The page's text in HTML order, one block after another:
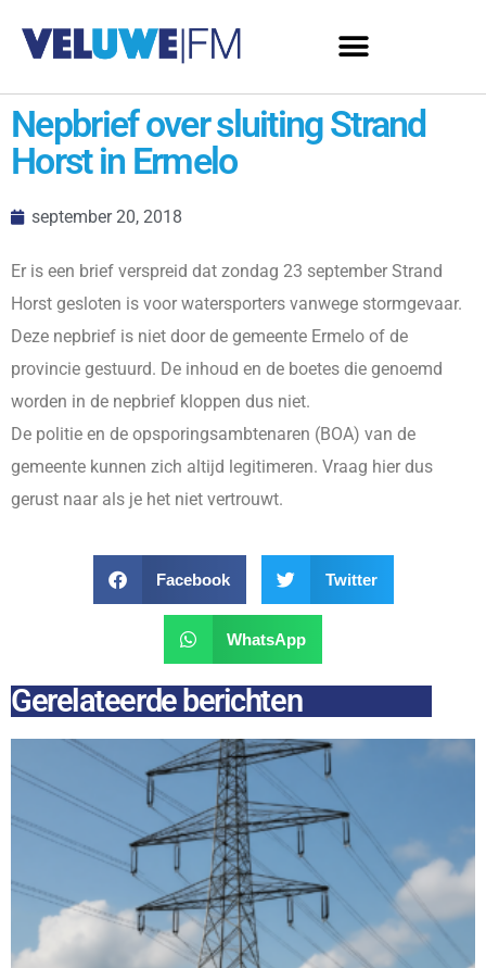
Nepbrief over sluiting Strand
Horst in Ermelo
september 20, 2018
Er is een brief verspreid dat zondag 23 september Strand
Horst gesloten is voor watersporters vanwege stormgevaar.
Deze nepbrief is niet door de gemeente Ermelo of de
provincie gestuurd. De inhoud en de boetes die genoemd
worden in de nepbrief kloppen dus niet.
De politie en de opsporingsambtenaren (BOA) van de
gemeente kunnen zich altijd legitimeren. Vraag hier dus
gerust naar als je het niet vertrouwt.
Facebook Twitter
WhatsApp
Gerelateerde berichten